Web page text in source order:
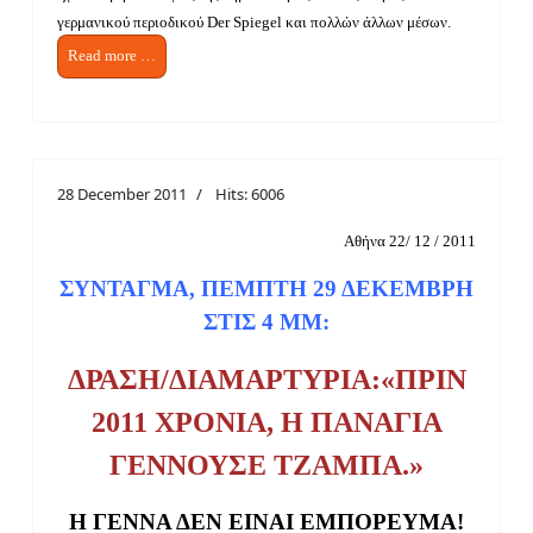
γερμανικού περιοδικού Der Spiegel και πολλών άλλων μέσων.
Read more …
28 December 2011 Hits: 6006
Aθήνα 22/ 12 / 2011
ΣΥΝΤΑΓΜΑ, ΠΕΜΠΤΗ 29 ΔΕΚΕΜΒΡΗ
ΣΤΙΣ 4 ΜΜ:
ΔΡΑΣΗ/ΔΙΑΜΑΡΤΥΡΙΑ:«ΠΡΙΝ
2011 ΧΡΟΝΙΑ, Η ΠΑΝΑΓΙΑ
ΓΕΝΝΟΥΣΕ ΤΖΑΜΠΑ.»
Η ΓΕΝΝΑ ΔΕΝ ΕΙΝΑΙ ΕMΠΟΡΕΥΜΑ!